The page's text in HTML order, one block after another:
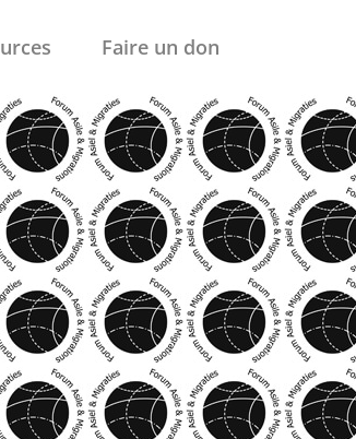
Faire un don